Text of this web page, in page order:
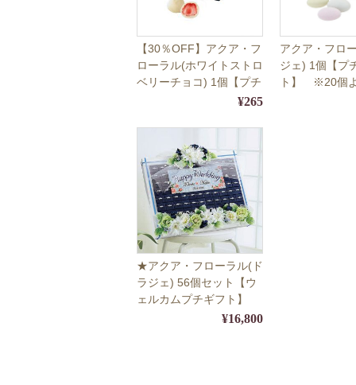
【30％OFF】アクア・フ
ローラル(ホワイトストロ
ベリーチョコ) 1個【プチ
ギフト】 【10月1日～4
※20個よりご注文受付
¥265
アクア・フロ
ジェ) 1個【プ
ト】 ※20個
★アクア・フローラル(ド
ラジェ) 56個セット【ウ
ェルカムプチギフト】
¥16,800